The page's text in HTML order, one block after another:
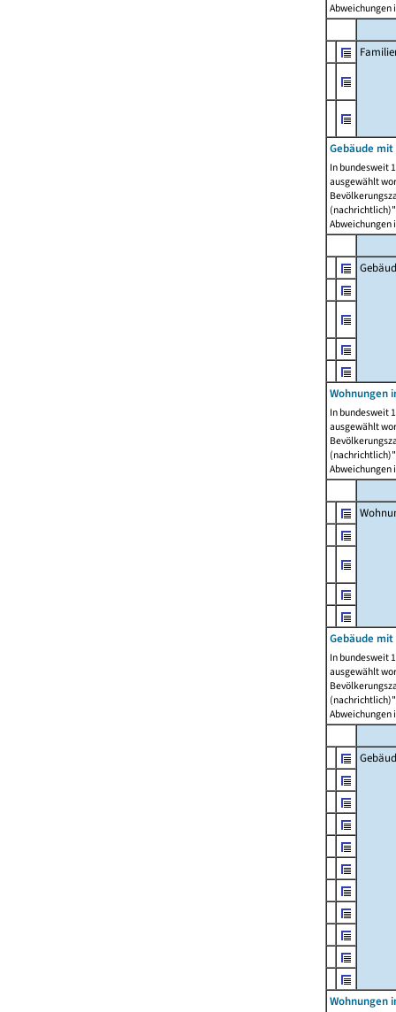
Abweichungen
Gebäude
In bundesweit
ausgewählt
Abweichungen
Wohnungen
In bundesweit
ausgewählt
Abweichungen
Gebäude
In bundesweit
ausgewählt
Abweichungen
Wohnungen